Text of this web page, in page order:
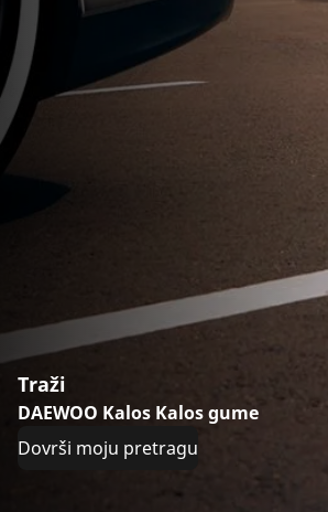
Traži
DAEWOO Kalos Kalos gume
Dovrši moju pretragu